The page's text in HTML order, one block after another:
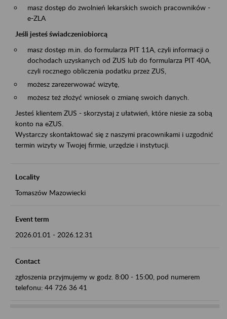
masz dostęp do zwolnień lekarskich swoich pracowników -
e-ZLA
Jeśli jesteś świadczeniobiorcą
masz dostęp m.in. do formularza PIT 11A, czyli informacji o
dochodach uzyskanych od ZUS lub do formularza PIT 40A,
czyli rocznego obliczenia podatku przez ZUS,
możesz zarezerwować wizytę,
możesz też złożyć wniosek o zmianę swoich danych.
Jesteś klientem ZUS - skorzystaj z ułatwień, które niesie za sobą
konto na eZUS.
Wystarczy skontaktować się z naszymi pracownikami i uzgodnić
termin wizyty w Twojej firmie, urzędzie i instytucji.
Locality
Tomaszów Mazowiecki
Event term
2026.01.01 - 2026.12.31
Contact
zgłoszenia przyjmujemy w godz. 8:00 - 15:00, pod numerem
telefonu: 44 726 36 41